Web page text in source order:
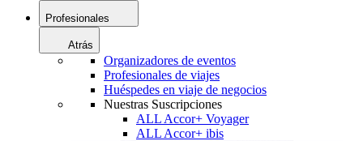
Profesionales
Atrás
Organizadores de eventos
Profesionales de viajes
Huéspedes en viaje de negocios
Nuestras Suscripciones
ALL Accor+ Voyager
ALL Accor+ ibis